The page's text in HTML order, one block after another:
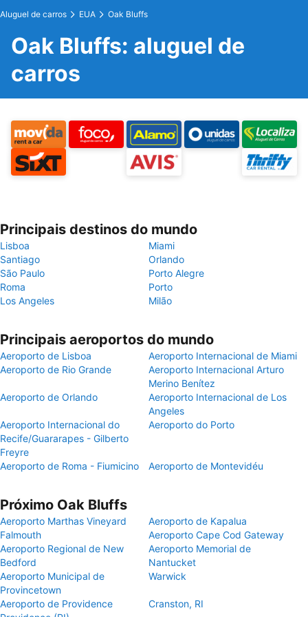
Aluguel de carros EUA Oak Bluffs
Oak Bluffs: aluguel de
carros
Principais destinos do mundo
Lisboa
Miami
Santiago
Orlando
São Paulo
Porto Alegre
Roma
Porto
Los Angeles
Milão
Principais aeroportos do mundo
Aeroporto de Lisboa
Aeroporto Internacional de Miami
Aeroporto de Rio Grande
Aeroporto Internacional Arturo
Merino Benítez
Aeroporto de Orlando
Aeroporto Internacional de Los
Angeles
Aeroporto Internacional do
Recife/Guararapes - Gilberto
Freyre
Aeroporto do Porto
Aeroporto de Roma - Fiumicino Aeroporto de Montevidéu
Próximo Oak Bluffs
Aeroporto Marthas Vineyard
Aeroporto de Kapalua
Falmouth
Aeroporto Cape Cod Gateway
Aeroporto Regional de New
Bedford
Aeroporto Memorial de
Nantucket
Aeroporto Municipal de
Provincetown
Warwick
Aeroporto de Providence
Cranston, RI